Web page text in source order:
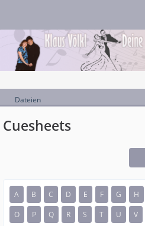
Dateien
Cuesheets
A B C D E F G H
O
P Q R S T U V